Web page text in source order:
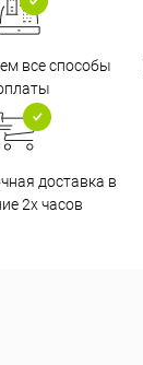
все способы
доставка в
2х часов